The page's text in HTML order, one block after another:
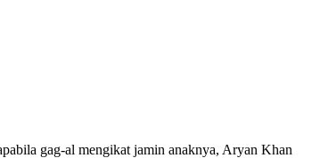
gag-al mengikat jamin anaknya, Aryan Khan